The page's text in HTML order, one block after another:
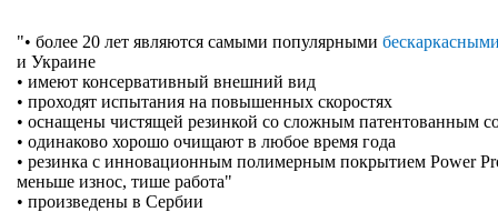
"• более 20 лет являются самыми популярными
и Украине
• имеют консервативный внешний вид
• проходят испытания на повышенных скоростях
• оснащены чистящей резинкой со сложным патентованным
• одинаково хорошо очищают в любое время года
• резинка с инновационным полимерным покрытием Power
меньше износ, тише работа"
• произведены в Сербии